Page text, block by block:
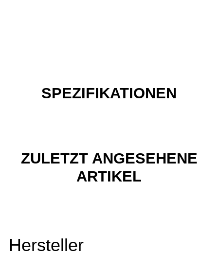
SPEZIFIKATIONEN
ZULETZT ANGESEHENE
ARTIKEL
Hersteller